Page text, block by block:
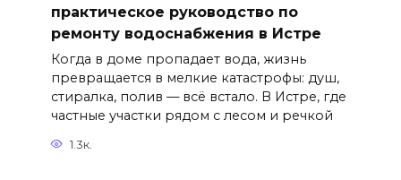
практическое руководство по
ремонту водоснабжения в Истре
Когда в доме пропадает вода, жизнь
превращается в мелкие катастрофы: душ,
стиралка, полив — всё встало. В Истре, где
частные участки рядом с лесом и речкой
1.3к.